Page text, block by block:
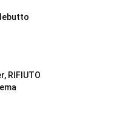
RIFIUTO